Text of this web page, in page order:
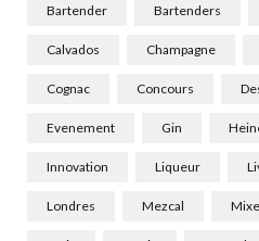
Bartender Bartenders
Calvados Champagne
Cognac Concours
Evenement Gin
Innovation Liqueur
Londres Mezcal